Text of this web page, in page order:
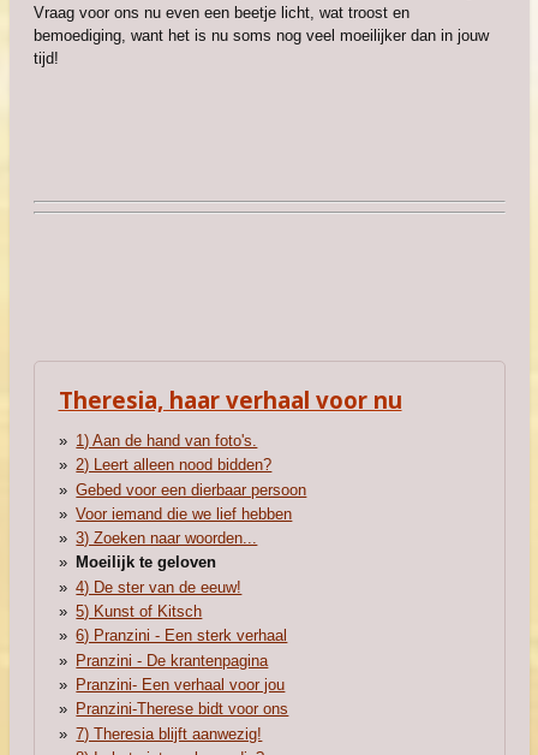
Vraag voor ons nu even een beetje licht, wat troost en
bemoediging, want het is nu soms nog veel moeilijker dan in jouw
tijd!
Theresia, haar verhaal voor nu
1) Aan de hand van foto's.
2) Leert alleen nood bidden?
Gebed voor een dierbaar persoon
Voor iemand die we lief hebben
3) Zoeken naar woorden...
Moeilijk te geloven
4) De ster van de eeuw!
5) Kunst of Kitsch
6) Pranzini - Een sterk verhaal
Pranzini - De krantenpagina
Pranzini- Een verhaal voor jou
Pranzini-Therese bidt voor ons
7) Theresia blijft aanwezig!